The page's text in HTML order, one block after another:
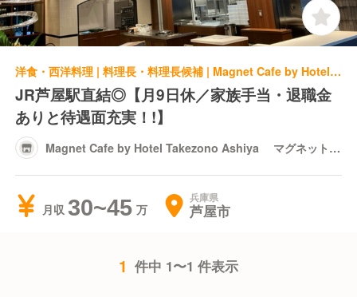
洋食・西洋料理 | 料理長・料理長候補 | Magnet Cafe by Hotel Takezono Ashiya マグネットカフェ 芦屋
JR芦屋駅直結◎【月9日休／家族手当・退職金
ありと待遇面充実！!】
Magnet Cafe by Hotel Takezono Ashiya マグネットカ
月収 30~45 兵庫県
芦屋市
1 件中 1〜1 件表示